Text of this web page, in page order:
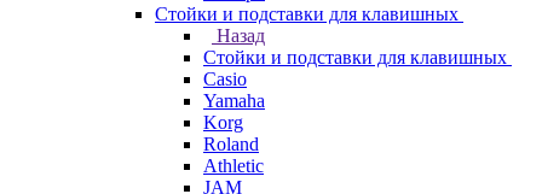
Стойки и подставки для клавишных
Назад
Стойки и подставки для клавишных
Casio
Yamaha
Korg
Roland
Athletic
JAM